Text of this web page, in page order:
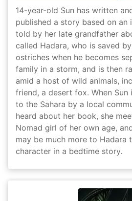
14-year-old Sun has written
published a story based on an
told by her late grandfather
called Hadara, who is saved
ostriches when he becomes
family in a storm, and is then
amid a host of wild animals,
friend, a desert fox. When
to the Sahara by a local
heard about her book, she
Nomad girl of her own age,
may be much more to Hadara
character in a bedtime story.